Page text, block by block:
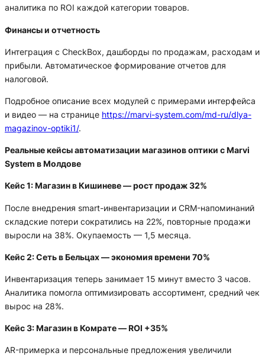
аналитика по ROI каждой категории товаров.
Финансы и отчетность
Интеграция с CheckBox, дашборды по продажам, расходам и
прибыли. Автоматическое формирование отчетов для
налоговой.
Подробное описание всех модулей с примерами интерфейса
и видео — на странице https://marvi-system.com/md-ru/dlya-
magazinov-optiki1/.
Реальные кейсы автоматизации магазинов оптики с Marvi
System в Молдове
Кейс 1: Магазин в Кишиневе — рост продаж 32%
После внедрения smart-инвентаризации и CRM-напоминаний
складские потери сократились на 22%, повторные продажи
выросли на 38%. Окупаемость — 1,5 месяца.
Кейс 2: Сеть в Бельцах — экономия времени 70%
Инвентаризация теперь занимает 15 минут вместо 3 часов.
Аналитика помогла оптимизировать ассортимент, средний чек
вырос на 28%.
Кейс 3: Магазин в Комрате — ROI +35%
AR-примерка и персональные предложения увеличили